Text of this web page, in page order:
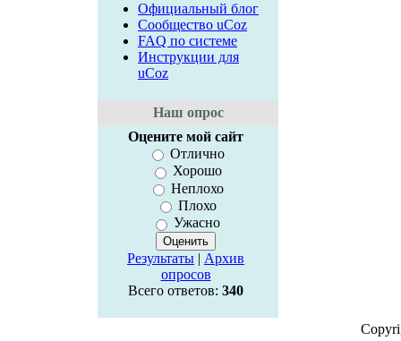
Официальный блог
Сообщество uCoz
FAQ по системе
Инструкции для
uCoz
Наш опрос
Оцените мой сайт
Отлично
Хорошо
Неплохо
Плохо
Ужасно
Результаты | Архив
опросов
Всего ответов: 340